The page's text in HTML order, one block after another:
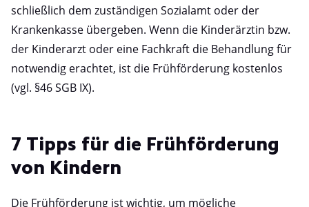
schließlich dem zuständigen Sozialamt oder der
Krankenkasse übergeben. Wenn die Kinderärztin bzw.
der Kinderarzt oder eine Fachkraft die Behandlung für
notwendig erachtet, ist die Frühförderung kostenlos
(vgl. §46 SGB IX).
7 Tipps für die Frühförderung
von Kindern
Die Frühförderung ist wichtig, um mögliche